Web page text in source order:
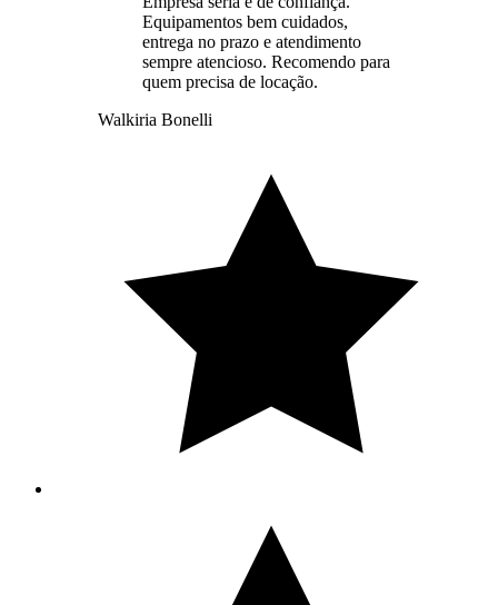
Equipamentos bem cuidados,
entrega no prazo e atendimento
sempre atencioso. Recomendo para
quem precisa de locação.
Walkiria Bonelli